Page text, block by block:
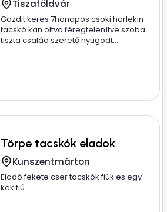
Tiszaföldvár
Gazdit keres 7honapos csoki harlekin
tacskó kan oltva féregtelenítve szoba
tiszta család szerető nyugodt...
Törpe tacskók eladok
Kunszentmárton
Eladó fekete cser tacskók fiúk es egy
kék fiú